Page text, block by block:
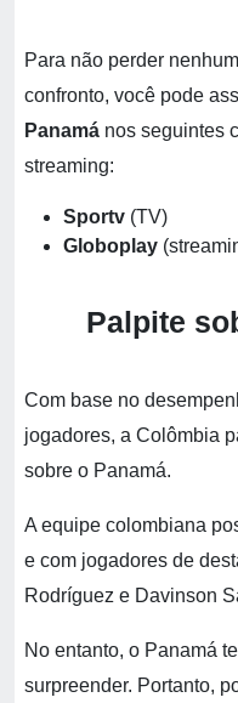
Para não perder
confronto, você pode
Panamá nos seguintes
streaming:
Sportv (TV)
Globoplay
Palpite
Com base no
jogadores, a Colômbia
sobre o Panamá.
A equipe colombiana
e com jogadores de
Rodríguez e Davinson
No entanto, o Panamá
surpreender. Portanto,